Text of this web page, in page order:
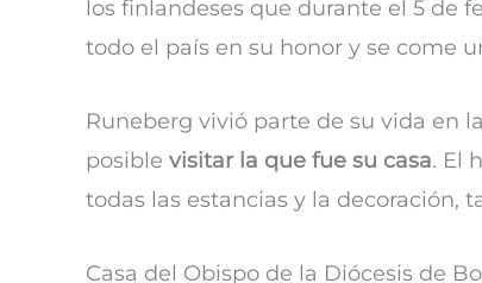
los finlandeses que durante el 5 de
todo el país en su honor y se come
Runeberg vivió parte de su vida en
posible visitar la que fue su casa. El
todas las estancias y la decoración,
Casa del Obispo de la Diócesis de